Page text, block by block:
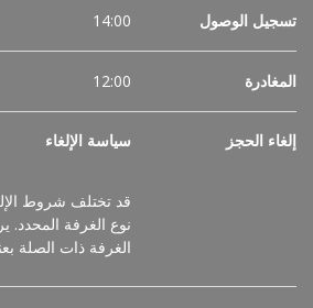
تسجيل الوصول 14:00
المغادرة 12:00
إلغاء الحجز سياسة الإلغاء
قد تختلف شروط
نوع الغرفة المحدد.
الغرفة ذات الصلة